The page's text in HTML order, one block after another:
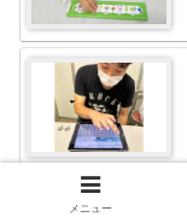
メニュー